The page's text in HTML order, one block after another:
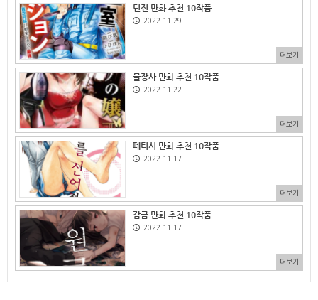
던전 만화 추천 10작품
2022.11.29
더보기
물장사 만화 추천 10작품
2022.11.22
더보기
페티시 만화 추천 10작품
2022.11.17
더보기
감금 만화 추천 10작품
2022.11.17
더보기